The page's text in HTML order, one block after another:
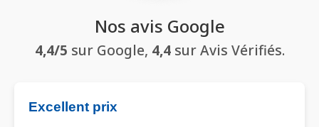
Nos avis Google
4,4/5 sur Google, 4,4sur Avis Vérifiés.
Excellent prix